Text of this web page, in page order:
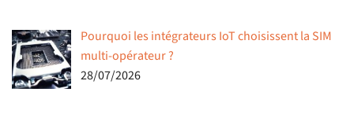
Pourquoi les intégrateurs IoT choisissent la SIM
multi-opérateur ?
28/07/2026